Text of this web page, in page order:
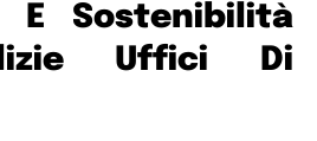
E Sostenibilità
Uffici Di